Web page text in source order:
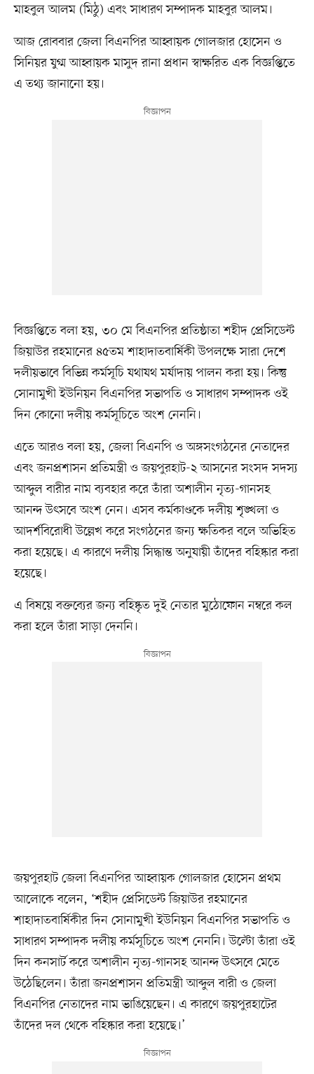
মাহবুল আলম (মিঠু) এবং সাধারণ সম্পাদক মাহবুর আলম।
আজ রোববার জেলা বিএনপির আহ্বায়ক গোলজার হোসেন ও
সিনিয়র যুগ্ম আহ্বায়ক মাসুদ রানা প্রধান স্বাক্ষরিত এক বিজ্ঞপ্তিতে
এ তথ্য জানানো হয়।
বিজ্ঞপ্তিতে বলা হয়, ৩০ মে বিএনপির প্রতিষ্ঠাতা শহীদ প্রেসিডেন্ট
জিয়াউর রহমানের ৪৫তম শাহাদাতবার্ষিকী উপলক্ষে সারা দেশে
দলীয়ভাবে বিভিন্ন কর্মসূচি যথাযথ মর্যাদায় পালন করা হয়। কিন্তু
সোনামুখী ইউনিয়ন বিএনপির সভাপতি ও সাধারণ সম্পাদক ওই
দিন কোনো দলীয় কর্মসূচিতে অংশ নেননি।
এতে আরও বলা হয়, জেলা বিএনপি ও অঙ্গসংগঠনের নেতাদের
এবং জনপ্রশাসন প্রতিমন্ত্রী ও জয়পুরহাট-২ আসনের সংসদ সদস্য
আব্দুল বারীর নাম ব্যবহার করে তাঁরা অশালীন নৃত্য-গানসহ
আনন্দ উৎসবে অংশ নেন। এসব কর্মকাণ্ডকে দলীয় শৃঙ্খলা ও
আদর্শবিরোধী উল্লেখ করে সংগঠনের জন্য ক্ষতিকর বলে অভিহিত
করা হয়েছে। এ কারণে দলীয় সিদ্ধান্ত অনুযায়ী তাঁদের বহিষ্কার করা
হয়েছে।
এ বিষয়ে বক্তব্যের জন্য বহিষ্কৃত দুই নেতার মুঠোফোন নম্বরে কল
করা হলে তাঁরা সাড়া দেননি।
জয়পুরহাট জেলা বিএনপির আহ্বায়ক গোলজার হোসেন প্রথম
আলোকে বলেন, ‘শহীদ প্রেসিডেন্ট জিয়াউর রহমানের
শাহাদাতবার্ষিকীর দিন সোনামুখী ইউনিয়ন বিএনপির সভাপতি ও
সাধারণ সম্পাদক দলীয় কর্মসূচিতে অংশ নেননি। উল্টো তাঁরা ওই
দিন কনসার্ট করে অশালীন নৃত্য-গানসহ আনন্দ উৎসবে মেতে
উঠেছিলেন। তাঁরা জনপ্রশাসন প্রতিমন্ত্রী আব্দুল বারী ও জেলা
বিএনপির নেতাদের নাম ভাঙিয়েছেন। এ কারণে জয়পুরহাটের
তাঁদের দল থেকে বহিষ্কার করা হয়েছে।’